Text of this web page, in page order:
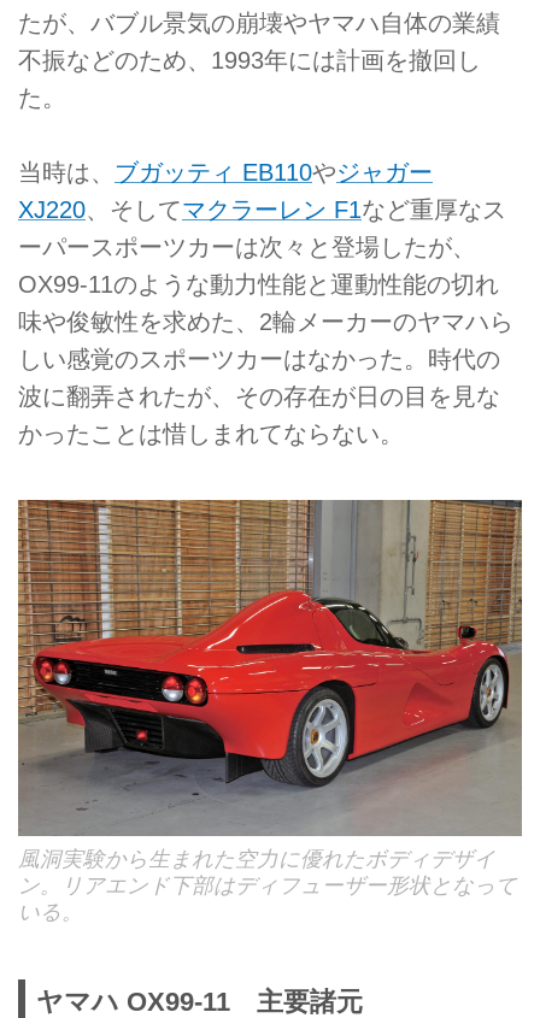
たが、バブル景気の崩壊やヤマハ自体の業績
不振などのため、1993年には計画を撤回し
た。
当時は、 ブガッティ EB110やジャガー
XJ220、そしてマクラーレン F1など重厚なス
ーパースポーツカーは次々と登場したが、
OX99-11のような動力性能と運動性能の切れ
味や俊敏性を求めた、2輪メーカーのヤマハら
しい感覚のスポーツカーはなかった。時代の
波に翻弄されたが、その存在が日の目を見な
かったことは惜しまれてならない。
風洞実験から生まれた空力に優れたボディデザイ
ン。リアエンド下部はディフューザー形状となって
いる。
ヤマハ OX99-11 主要諸元